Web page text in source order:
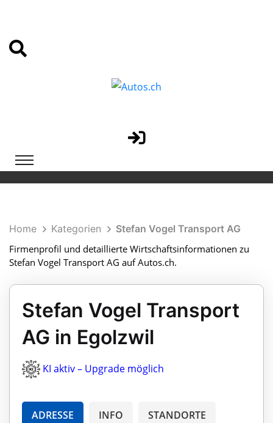
Home Kategorien
Stefan Vogel Transport AG
Firmenprofil und detaillierte Wirtschaftsinformationen zu
Stefan Vogel Transport AG auf Autos.ch.
Stefan Vogel Transport
AG in Egolzwil
KI aktiv – Upgrade möglich
ADRESSE INFO STANDORTE